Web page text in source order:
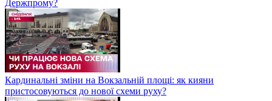
Держпрому?
Кардинальні зміни на Вокзальній площі: як кияни
пристосовуються до нової схеми руху?